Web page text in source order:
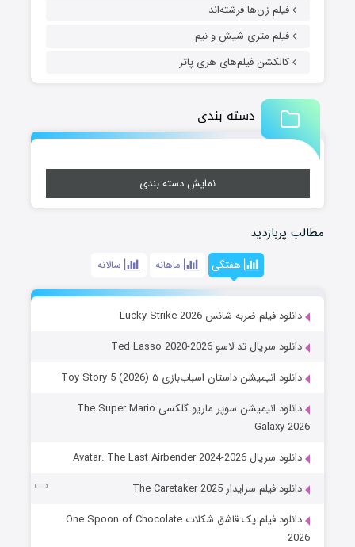
فیلم زن‌ها فرشته‌اند
فیلم متری شیش و نیم
کالکشن فیلم‌های هری پاتر
دسته بندی
نمایش دسته بندی
مطالب پربازدید
هفتگی ماهانه سالانه
دانلود فیلم ضربه شانس Lucky Strike 2026
دانلود سریال تد لاسو Ted Lasso 2020-2026
دانلود انیمیشن داستان اسباب‌بازی ۵ Toy Story 5 (2026)
دانلود انیمیشن سوپر ماریو گلکسی The Super Mario
Galaxy 2026
دانلود سریال Avatar: The Last Airbender 2024-2026
دانلود فیلم سرایدار The Caretaker 2025
دانلود فیلم یک قاشق شکلات One Spoon of Chocolate
2026